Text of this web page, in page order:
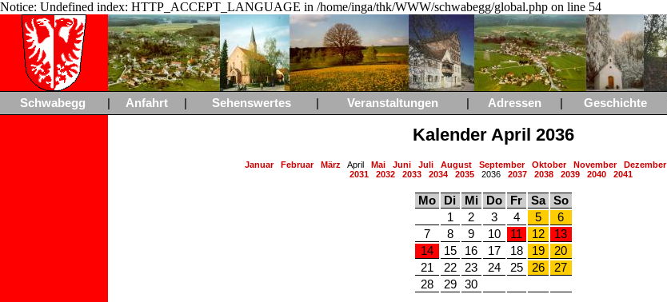
Notice: Undefined index: HTTP_ACCEPT_LANGUAGE in /home/inga/thk/WWW/schwabegg/global.php on line 54
Schwabegg Anfahrt Sehenswertes Veranstaltungen Adressen Geschichte
Kalender April 2036
Januar Februar März April Mai Juni Juli August September Oktober November Dezember
2031
2032 2033 2034 20352036 2037 2038 2039 2040 2041
Mo Di Mi Do Fr Sa
So
1
2 3 4 5
6
7
8 9 10 11 12
13
14
15 16 17 18 19
20
21
22 23 24 25 26
27
28
29 30